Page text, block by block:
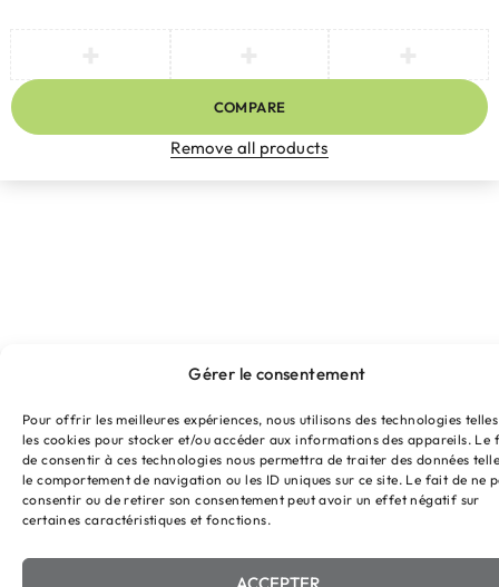
Gérer le consentement
Pour offrir les meilleures expériences, nous utilisons des technologies
les cookies pour stocker et/ou accéder aux informations des appareils. Le
de consentir à ces technologies nous permettra de traiter des données
le comportement de navigation ou les ID uniques sur ce site. Le fait de ne
consentir ou de retirer son consentement peut avoir un effet négatif sur
certaines caractéristiques et fonctions.
ACCEPTER
COMPARE
Remove all products